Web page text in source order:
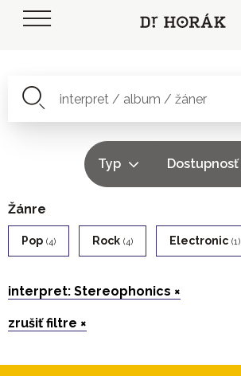
Typ Dostupnosť
Žánre
Pop (4) Rock (4) Electronic (1)
interpret: Stereophonics ×
zrušiť filtre ×